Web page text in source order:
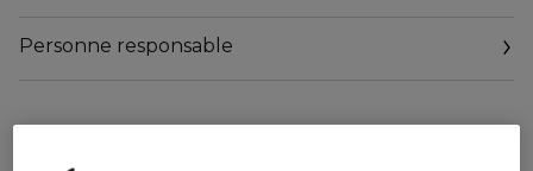
crémeuse à l'application pour un rasage rapide et sans
effort.
Personne responsable